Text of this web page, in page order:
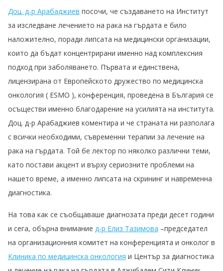
Доц. д-р Арабаджиев посочи, че създаването на Институт
за изследване лечението на рака на гърдата е било
наложително, поради липсата на медицински организации,
които да бъдат концентрирани именно над комплексния
подход при заболяването. Първата и единствена,
лицензирана от Европейското дружество по медицинска
онкология ( ESMO ), конференция, проведена в България се
осъществи именно благодарение на усилията на института.
Доц. д-р Арабаджиев коментира и че страната ни разполага
с всички необходими, съвременни терапии за лечение на
рака на гърдата. Той бе лектор по няколко различни теми,
като постави акцент и върху сериозните проблеми на
нашето време, а именно липсата на скрининг и навременна
диагностика.
На това как се съобщаваше диагнозата преди десет години
и сега, обърна внимание д-р Елиз Тазимова –председател
на организационния комитет на конференцията и онколог в
Клиника по медицинска онкология и Център за диагностика